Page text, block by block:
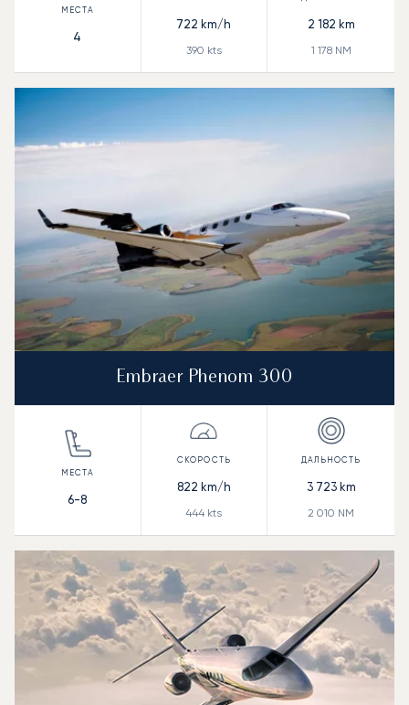
4
722 km/h
390 kts
2 182 km
1 178NM
Embraer Phenom 300
6-8
822 km/h
444 kts
3 723km
2 010 NM